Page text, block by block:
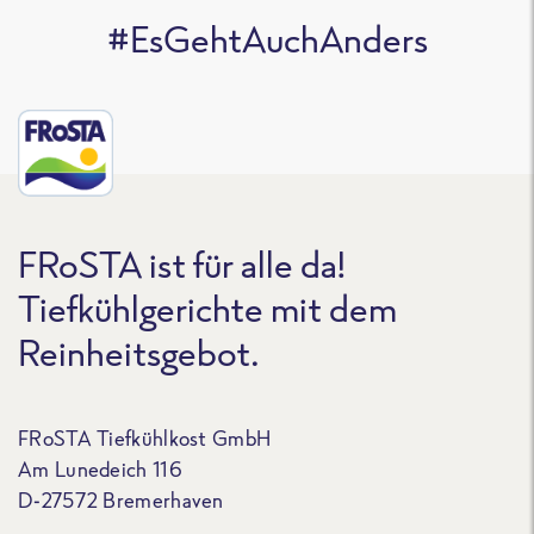
#EsGehtAuchAnders
FRoSTA ist für alle da!
Tiefkühlgerichte mit dem
Reinheitsgebot.
FRoSTA Tiefkühlkost GmbH
Am Lunedeich 116
D-27572 Bremerhaven